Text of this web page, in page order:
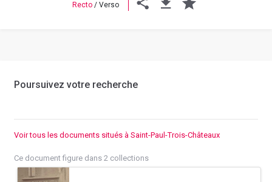
Recto / Verso
Poursuivez votre recherche
Voir tous les documents situés à Saint-Paul-Trois-Châteaux
Ce document figure dans 2 collections